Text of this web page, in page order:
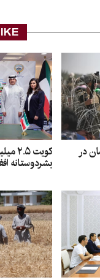
در کویت
بشردوستانه